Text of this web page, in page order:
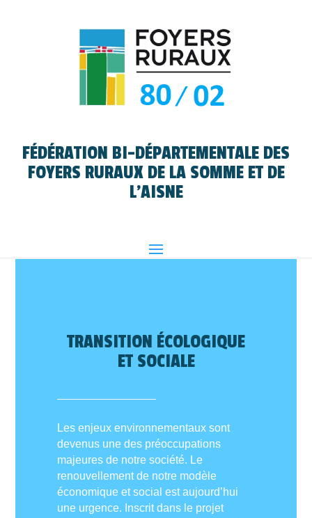
FÉDÉRATION BI-DÉPARTEMENTALE DES
FOYERS RURAUX DE LA SOMME ET DE
L'AISNE
TRANSITION ÉCOLOGIQUE
ET SOCIALE
Les enjeux environnementaux sont
devenus une des préoccupations
majeures de notre société. Le
renouvellement de notre modèle
économique et social est aujourd’hui
une urgence. Inscrit dans le projet